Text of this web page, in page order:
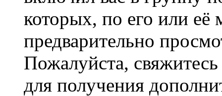
которых, по его или
предварительно
Пожалуйста,
для получения